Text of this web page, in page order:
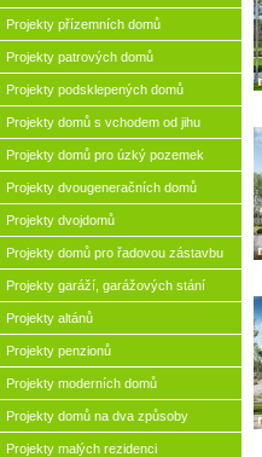
Projekty přízemních domů
Projekty patrových domů
Projekty podsklepených domů
Projekty domů s vchodem od jihu
Projekty domů pro úzký pozemek
Projekty dvougeneračních domů
Projekty dvojdomů
Projekty domů pro řadovou zástavbu
Projekty garáží, garážových stání
Projekty altánů
Projekty penzionů
Projekty moderních domů
Projekty domů na dva způsoby
Projekty malých rezidenci